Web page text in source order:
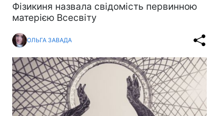
Фізикиня назвала свідомість первинною
матерією Всесвіту
ОЛЬГА ЗАВАДА